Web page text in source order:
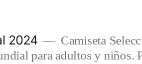
2024
Camiseta
para adultos y niños.